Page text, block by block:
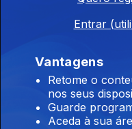
Entrar
Vantagens
Retome o
nos seus
Guarde
Aceda à sua